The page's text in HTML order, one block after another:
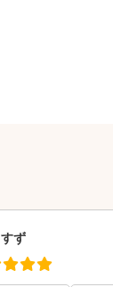
すず